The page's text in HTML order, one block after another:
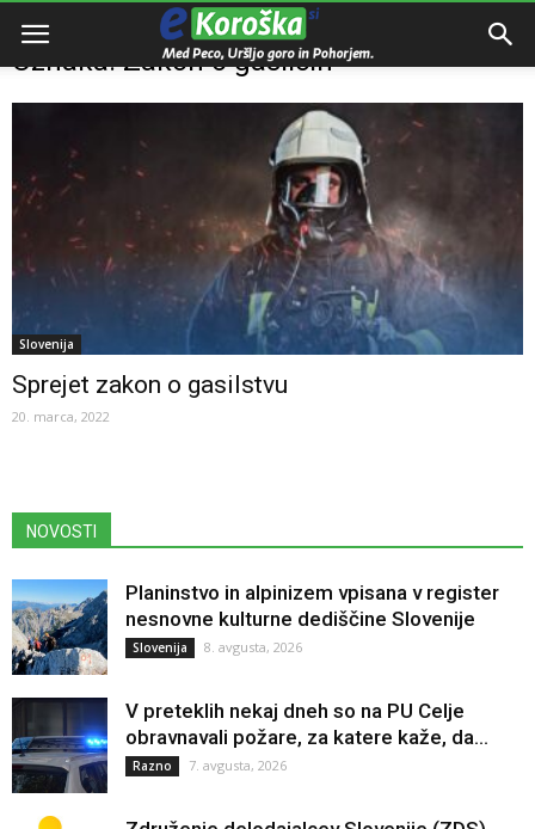
Domov Zakon o gasilcih
Oznaka: Zakon o gasilcih
Slovenija
Sprejet zakon o gasilstvu
20. marca, 2022
NOVOSTI
Planinstvo in alpinizem vpisana v register
nesnovne kulturne dediščine Slovenije
Slovenija 8. avgusta, 2026
V preteklih nekaj dneh so na PU Celje
obravnavali požare, za katere kaže, da...
Razno 7. avgusta, 2026